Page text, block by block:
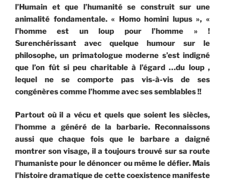
l’Humain et que l’humanité se construit sur une
animalité fondamentale. « Homo homini lupus », «
l’homme est un loup pour l’homme » !
Surenchérissant avec quelque humour sur le
philosophe, un primatologue moderne s’est indigné
que l’on fût si peu charitable à l’égard …du loup ,
lequel ne se comporte pas vis-à-vis de ses
congénères comme l’homme avec ses semblables !!
Partout où il a vécu et quels que soient les siècles,
l’homme a généré de la barbarie. Reconnaissons
aussi que chaque fois que le barbare a daigné
montrer son visage, il a toujours trouvé sur sa route
l’humaniste pour le dénoncer ou même le défier. Mais
l’histoire dramatique de cette coexistence manifeste